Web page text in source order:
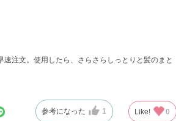
注文。使用したら、さらさらしっとりと髪のまと
参考になった 1 Like! 0